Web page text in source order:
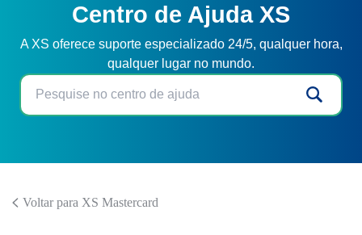
Centro de Ajuda XS
A XS oferece suporte especializado 24/5, qualquer hora,
qualquer lugar no mundo.
Voltar para XS Mastercard